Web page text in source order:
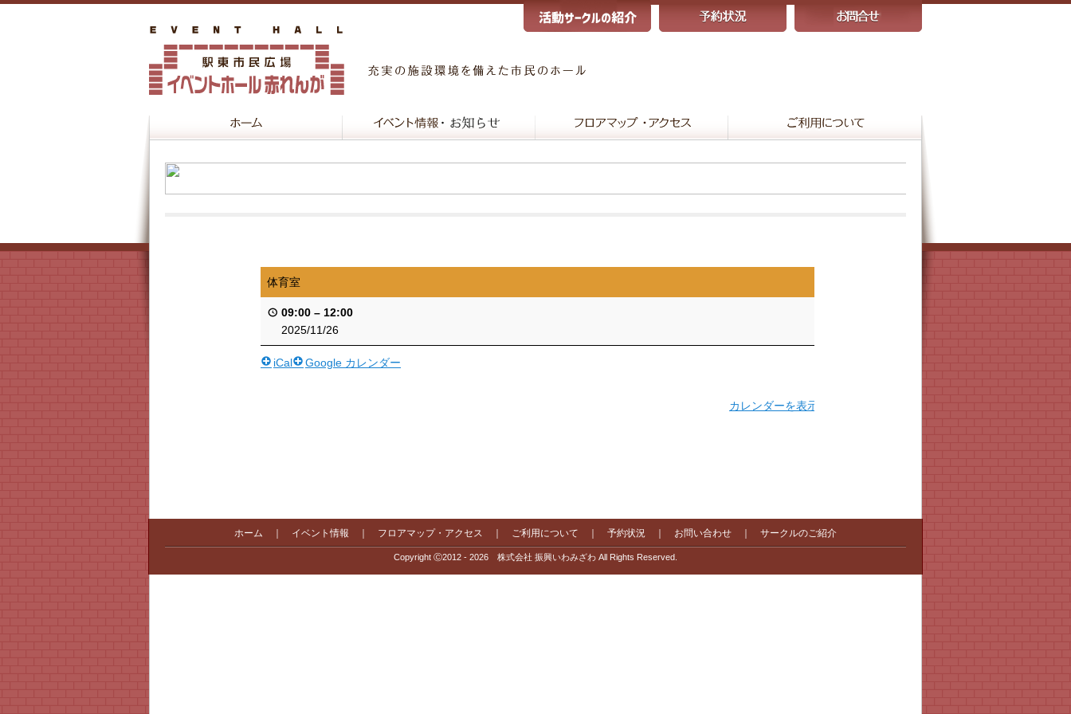
体育室
09:00 – 12:00
2025/11/26
iCal Google カレンダー
カレンダーを表示
ホーム イベント情報 フロアマップ・アクセス ご利用について 予約状況 お問い合わせ サークルのご紹介
Copyright Ⓒ2012 - 2026 株式会社 振興いわみざわ All Rights Reserved.